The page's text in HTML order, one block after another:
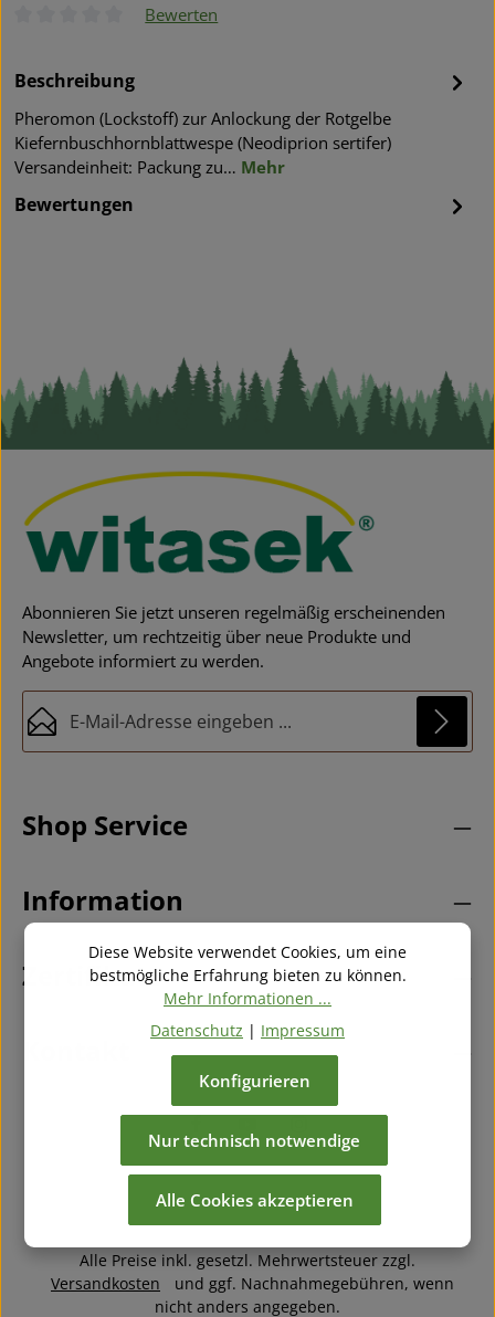
Bewerten
Beschreibung
Pheromon (Lockstoff) zur Anlockung der Rotgelbe
Kiefernbuschhornblattwespe (Neodiprion sertifer)
Versandeinheit: Packung zu… Mehr
Bewertungen
Abonnieren Sie jetzt unseren regelmäßig erscheinenden
Newsletter, um rechtzeitig über neue Produkte und
Angebote informiert zu werden.
E-Mail-Adresse*
Datenschutzbestimmungen
Kenntnis genommen und die
gelesen und bin
Pflichtfelder.
Shop Service
Information
Zertifikate
Alle Preise inkl. gesetzl. Mehrwertsteuer zzgl.
Versandkosten
und ggf. Nachnahmegebühren, wenn
nicht anders angegeben.
Diese Website verwendet Cookies, um eine
bestmögliche Erfahrung bieten zu können.
Mehr Informationen ...
Datenschutz | Impressum
Nur technisch notwendige
Konfigurieren
Alle Cookies akzeptieren